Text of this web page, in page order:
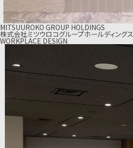
MITSUUROKO GROUP HOLDINGS
株式会社ミツウロコグループホールディングス
WORKPLACE DESIGN